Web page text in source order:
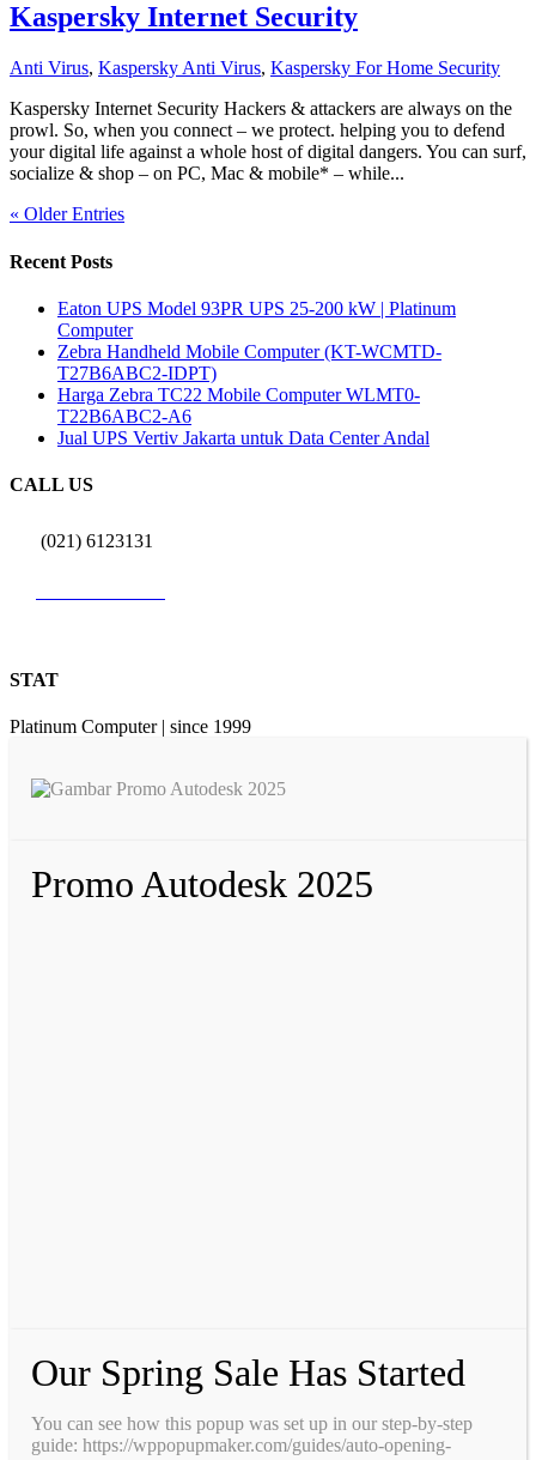
Kaspersky Internet Security
Anti Virus, Kaspersky Anti Virus, Kaspersky For Home Security
Kaspersky Internet Security Hackers & attackers are always on the
prowl. So, when you connect – we protect. helping you to defend
your digital life against a whole host of digital dangers. You can surf,
socialize & shop – on PC, Mac & mobile* – while...
« Older Entries
Recent Posts
Eaton UPS Model 93PR UPS 25-200 kW | Platinum
Computer
Zebra Handheld Mobile Computer (KT-WCMTD-
T27B6ABC2-IDPT)
Harga Zebra TC22 Mobile Computer WLMT0-
T22B6ABC2-A6
Jual UPS Vertiv Jakarta untuk Data Center Andal
CALL US
(021) 6123131
STAT
Platinum Computer | since 1999
Promo Autodesk 2025
Our Spring Sale Has Started
You can see how this popup was set up in our step-by-step
guide: https://wppopupmaker.com/guides/auto-opening-